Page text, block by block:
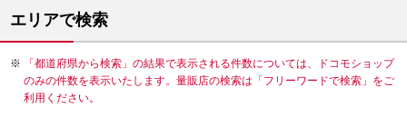
エリアで検索
「都道府県から検索」の結果で表示される件数については、ドコモショップ
のみの件数を表示いたします。量販店の検索は「フリーワードで検索」をご
利用ください。